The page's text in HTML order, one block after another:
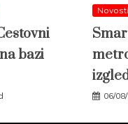
bazi
Novosti
06/